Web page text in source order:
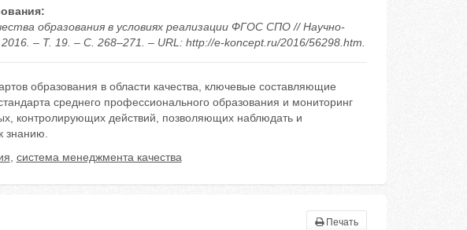
образования в условиях реализации ФГОС СПО // Научно-
– Т. 19. – С. 268–271. – URL: http://e-koncept.ru/2016/56298.htm.
образования в области качества, ключевые составляющие
среднего профессионального образования и мониторинг
контролирующих действий, позволяющих наблюдать и
знанию.
система менеджмента качества
Печать